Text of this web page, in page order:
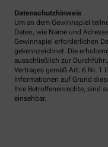
Datenschutzhinweis
Um an dem Gewinnspiel
Daten, wie Name und
Gewinnspiel erforderlichen
gekennzeichnet. Die
ausschließlich zur
Vertrages gemäß Art. 6 Nr. 1
Informationen auf Grund
Ihre Betroffenenrechte, sind
einsehbar.